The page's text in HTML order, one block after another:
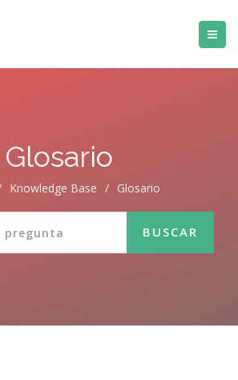
Glosario
Knowledge Base / Glosario